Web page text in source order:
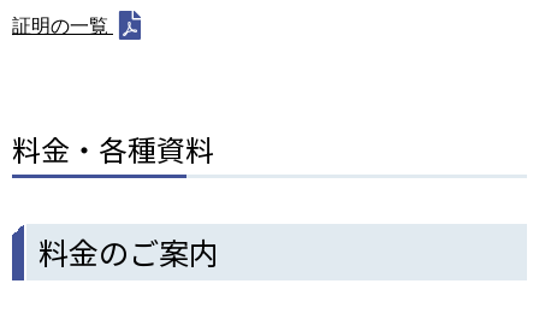
証明の一覧
料金・各種資料
料金のご案内